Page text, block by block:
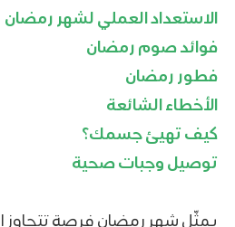
الاستعداد العملي لشهر رمضان
فوائد صوم رمضان
فطور رمضان
الأخطاء الشائعة
كيف تهيئ جسمك؟
توصيل وجبات صحية
يمثّل شهر رمضان فرصة تتجاوز